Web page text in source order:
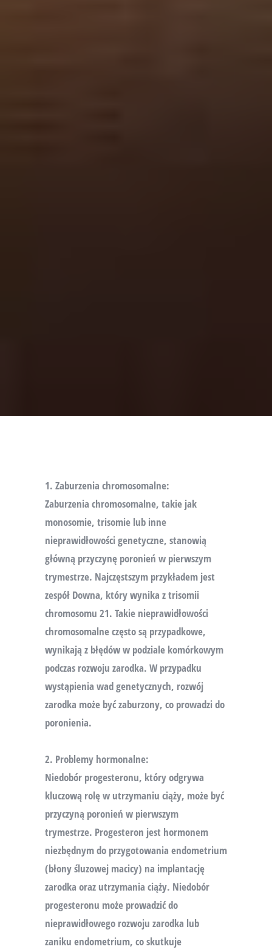
1. Zaburzenia chromosomalne:
Zaburzenia chromosomalne, takie jak
monosomie, trisomie lub inne
nieprawidłowości genetyczne, stanowią
główną przyczynę poronień w pierwszym
trymestrze. Najczęstszym przykładem jest
zespół Downa, który wynika z trisomii
chromosomu 21. Takie nieprawidłowości
chromosomalne często są przypadkowe,
wynikają z błędów w podziale komórkowym
podczas rozwoju zarodka. W przypadku
wystąpienia wad genetycznych, rozwój
zarodka może być zaburzony, co prowadzi do
poronienia.
2. Problemy hormonalne:
Niedobór progesteronu, który odgrywa
kluczową rolę w utrzymaniu ciąży, może być
przyczyną poronień w pierwszym
trymestrze. Progesteron jest hormonem
niezbędnym do przygotowania endometrium
(błony śluzowej macicy) na implantację
zarodka oraz utrzymania ciąży. Niedobór
progesteronu może prowadzić do
nieprawidłowego rozwoju zarodka lub
zaniku endometrium, co skutkuje